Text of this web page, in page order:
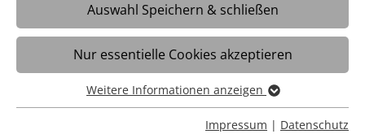
Eignungsabklärung/Arbeitserprobung
Ravensburg
Auswahl Speichern & schließen
Nur essentielle Cookies akzeptieren
Essentiell
Essentielle Cookies werden für grundlegende Funktionen
Weitere Informationen anzeigen
Impressum | Datenschutz